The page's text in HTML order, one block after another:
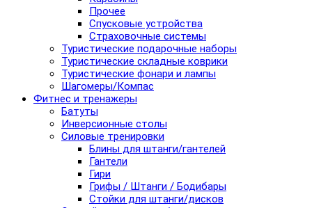
Прочее
Спусковые устройства
Страховочные системы
Туристические подарочные наборы
Туристические складные коврики
Туристические фонари и лампы
Шагомеры/Компас
Фитнес и тренажеры
Батуты
Инверсионные столы
Силовые тренировки
Блины для штанги/гантелей
Гантели
Гири
Грифы / Штанги / Бодибары
Стойки для штанги/дисков